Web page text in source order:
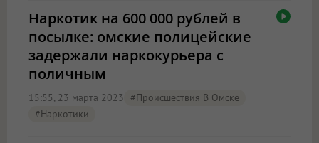
Наркотик на 600 000 рублей в
посылке: омские полицейские
задержали наркокурьера с
поличным
15:55, 23 марта 2023 #Происшествия В Омске
#наркотики